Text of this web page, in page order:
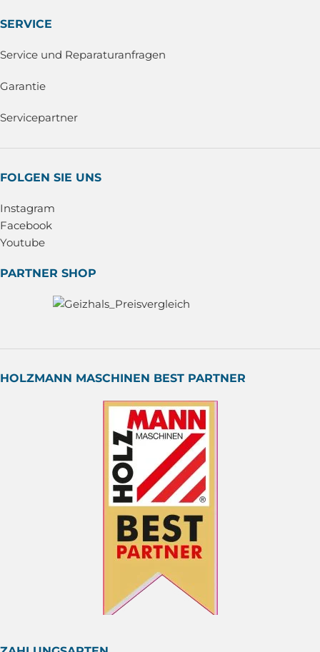
SERVICE
Service und Reparaturanfragen
Garantie
Servicepartner
FOLGEN SIE UNS
Instagram
Facebook
Youtube
PARTNER SHOP
HOLZMANN MASCHINEN BEST PARTNER